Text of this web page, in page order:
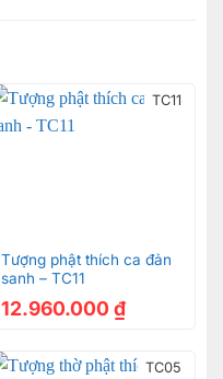
TC11
Tượng phật thích ca đản
sanh – TC11
12.960.000 ₫
TC05